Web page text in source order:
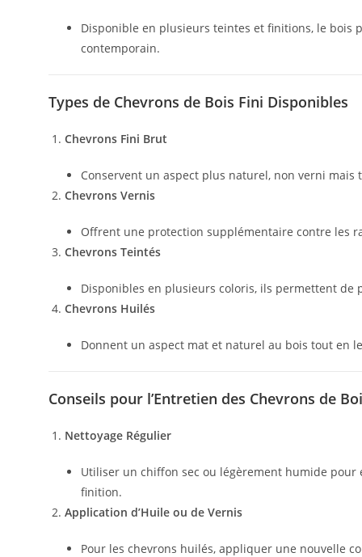
Disponible en plusieurs teintes et finitions, le bois
contemporain.
Types de Chevrons de Bois Fini Disponibles
Chevrons Fini Brut
Conservent un aspect plus naturel, non verni
Chevrons Vernis
Offrent une protection supplémentaire contre les
Chevrons Teintés
Disponibles en plusieurs coloris, ils permettent de
Chevrons Huilés
Donnent un aspect mat et naturel au bois tout en
Conseils pour l’Entretien des Chevrons de
Nettoyage Régulier
Utiliser un chiffon sec ou légèrement humide
finition.
Application d’Huile ou de Vernis
Pour les chevrons huilés, appliquer une nouvelle